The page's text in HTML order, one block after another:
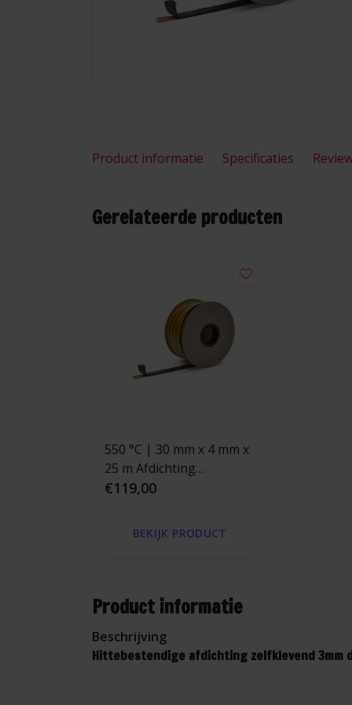
Product informatie Specificaties
Gerelateerde producten
550 °C | 30 mm x 4 mm x
25 m Afdichting
zelfklevend |
€119,00
BEKIJK PRODUCT
Product informatie
Beschrijving
Hittebestendige afdichting zelfklevend 3mm